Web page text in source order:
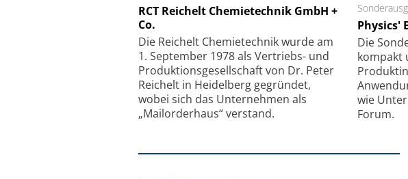
RCT Reichelt Chemietechnik GmbH +
Co.
Die Reichelt Chemietechnik wurde am
1. September 1978 als Vertriebs- und
Produktionsgesellschaft von Dr. Peter
Reichelt in Heidelberg gegründet,
wobei sich das Unternehmen als
„Mailorderhaus“ verstand.
Physics'
Die
kompakt
wie
Forum.
Schäfter + Kirchhoff GmbH
Feinfokussierungsmechanismus